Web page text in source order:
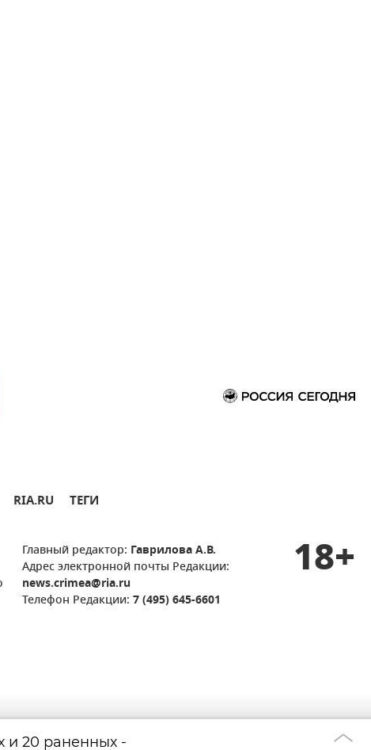
RIA.RU ТЕГИ
Главный редактор: Гаврилова А.В.
Адрес электронной почты Редакции:
news.crimea@ria.ru
Телефон Редакции: 7 (495) 645-6601
18+
и 20 раненных - Колокол